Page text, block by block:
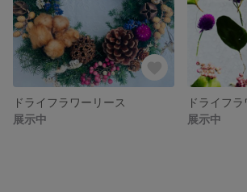
ドライフラワーリース
展示中
ドライフ
展示中